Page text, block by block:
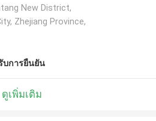
New District,
Zhejiang Province,
บการยืนยัน
ดูเพิ่มเติม